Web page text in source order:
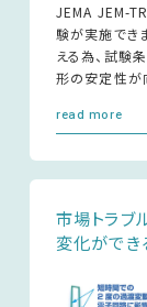
JEMA JEM-
験が実施でき
える為、試験
形の安定性が
read more
市場トラ
変化ができ